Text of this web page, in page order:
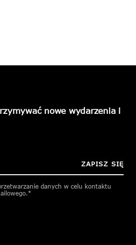
nowe wydarzenia i
ZAPISZ SIĘ
danych w celu kontaktu